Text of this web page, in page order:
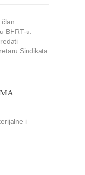
član
BHRT-u.
Sindikata
i